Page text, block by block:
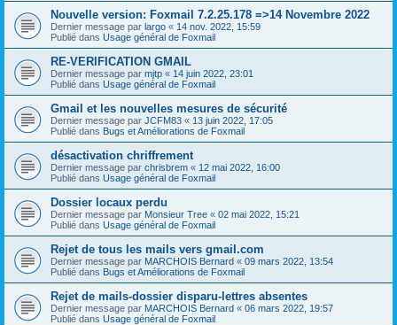
Nouvelle version: Foxmail 7.2.25.178 =>14 Novembre 2022
Dernier message par largo « 14 nov. 2022, 15:59
Publié dans Usage général de Foxmail
RE-VERIFICATION GMAIL
Dernier message par mjtp « 14 juin 2022, 23:01
Publié dans Usage général de Foxmail
Gmail et les nouvelles mesures de sécurité
Dernier message par JCFM83 « 13 juin 2022, 17:05
Publié dans Bugs et Améliorations de Foxmail
désactivation chriffrement
Dernier message par chrisbrem « 12 mai 2022, 16:00
Publié dans Usage général de Foxmail
Dossier locaux perdu
Dernier message par Monsieur Tree « 02 mai 2022, 15:21
Publié dans Usage général de Foxmail
Rejet de tous les mails vers gmail.com
Dernier message par MARCHOIS Bernard « 09 mars 2022, 13:54
Publié dans Bugs et Améliorations de Foxmail
Rejet de mails-dossier disparu-lettres absentes
Dernier message par MARCHOIS Bernard « 06 mars 2022, 19:57
Publié dans Usage général de Foxmail